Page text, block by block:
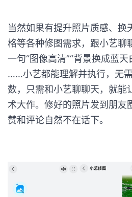
当然如果有提升照片质感、换
格等各种修图需求，跟小艺聊
一句“图像高清”“背景换成蓝天
……小艺都能理解并执行，无
数，只需和小艺聊聊天，就能
术大作。修好的照片发到朋友
赞和评论自然不在话下。